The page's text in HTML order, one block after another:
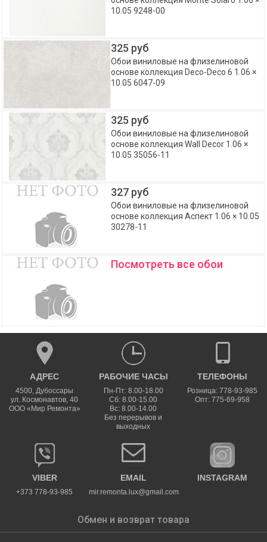
10.05 9248-00
325 руб
Обои виниловые на флизелиновой
основе коллекция Deco-Deco 6 1.06 ×
10.05 6047-09
325 руб
Обои виниловые на флизелиновой
основе коллекция Wall Decor 1.06 ×
10.05 35056-11
327 руб
Обои виниловые на флизелиновой
основе коллекция Аспект 1.06 × 10.05
30278-11
Посмотреть все обои
АДРЕС
4500,Дубоссары
ул. Космонавтов, 40
ООО «Мир Ремонта»
РАБОЧИЕ ЧАСЫ
Пн-Пт: 8.00-18.00
Сб: 8.00-15.00
Вс: 8.00-14.00
Без перерывов и
выходных
ТЕЛЕФОНЫ
Розница: 778-93-985
Опт: 775-69-958
VIBER
+373 778-93-985
EMAIL
mir.remonta.lux@gmail.com
INSTAGRAM
Обмен и возврат товара